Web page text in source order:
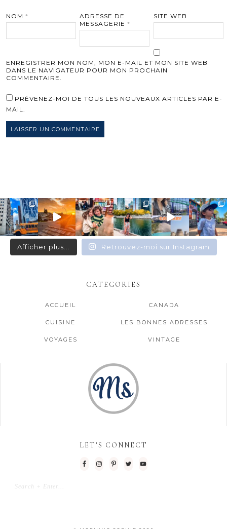
NOM *
ADRESSE DE
MESSAGERIE *
SITE WEB
ENREGISTRER MON NOM, MON E-MAIL ET MON SITE WEB
DANS LE NAVIGATEUR POUR MON PROCHAIN
COMMENTAIRE.
PRÉVENEZ-MOI DE TOUS LES NOUVEAUX ARTICLES PAR E-
MAIL.
Afficher plus... Retrouvez-moi sur Instagram
CATEGORIES
ACCUEIL CANADA
CUISINE LES BONNES ADRESSES
VOYAGES VINTAGE
LET’S CONNECT